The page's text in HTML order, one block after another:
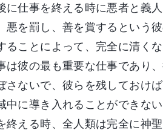
に仕事を終える時に悪者と義
悪を罰し、善を賞するという
ることによって、完全に清く
は彼の最も重要な仕事であり
さないで、彼らを残しておけ
中に導き入れることができな
終える時、全人類は完全に神